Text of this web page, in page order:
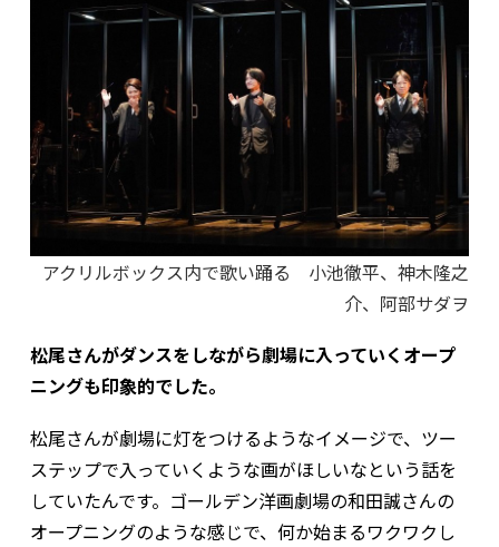
アクリルボックス内で歌い踊る 小池徹平、神木隆之
介、阿部サダヲ
――松尾さんがダンスをしながら劇場に入っていくオープ
ニングも印象的でした。
松尾さんが劇場に灯をつけるようなイメージで、ツー
ステップで入っていくような画がほしいなという話を
していたんです。ゴールデン洋画劇場の和田誠さんの
オープニングのような感じで、何か始まるワクワクし